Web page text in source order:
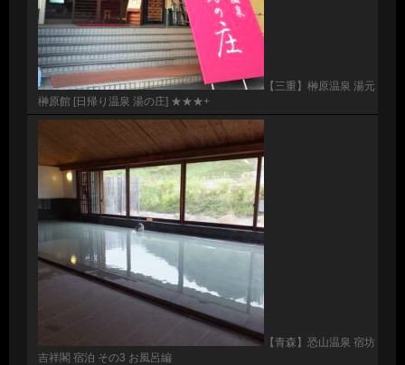
【三重】榊原温泉 湯元
榊原館 [日帰り温泉 湯の庄] ★★★+
【青森】恐山温泉 宿坊
吉祥閣 宿泊 その3 お風呂編